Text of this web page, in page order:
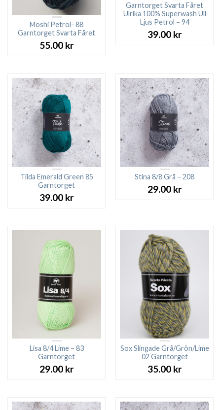
Moshi Petrol- 88
Garntorget Svarta Fåret
55.00 kr
Garntorget Svarta Fåret
Ulrika 100% Superwash Ull
Ljus Petrol – 94
39.00 kr
Tilda Emerald Green 85
Garntorget
39.00 kr
Stina 8/8 Grå – 208
29.00 kr
Lisa 8/4 Lime – 83
Garntorget
29.00 kr
Sox Slingade Grå/Grön/Lime
02 Garntorget
35.00 kr